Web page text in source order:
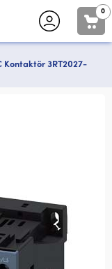
0
Kontaktör 3RT2027-